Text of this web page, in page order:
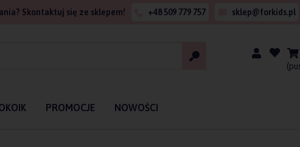
Skontaktuj się ze sklepem! +48 509 779 757 sklep@forkids.pl
PROMOCJE NOWOŚCI